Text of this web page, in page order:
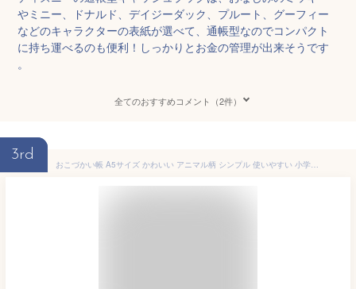
やミニー、ドナルド、デイジーダック、プルート、グーフィー
などのキャラクターの表紙が選べて、通帳型なのでコンパクト
に持ち運べるのも便利！しっかりとお金の管理が出来そうです
。
全てのおすすめコメント（2件）
3rd
おこづかい帳 A5サイズ かわいい アニマル柄 シンプル 使いやすい 小学生 48p